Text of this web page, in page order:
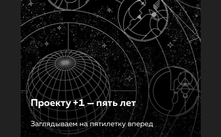
Проекту +1 — пять лет
Заглядываем на пятилетку вперед